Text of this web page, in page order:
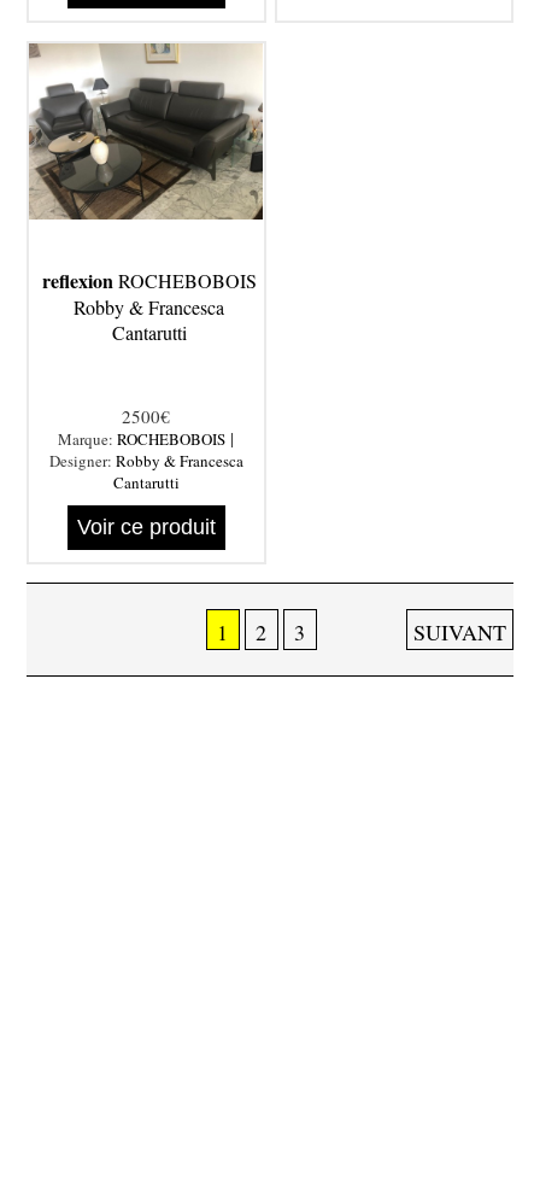
reflexion ROCHEBOBOIS
Robby & Francesca
Cantarutti
2500€
Marque:ROCHEBOBOIS |
Designer: Robby & Francesca
Cantarutti
Voir ce produit
1 2 3 SUIVANT